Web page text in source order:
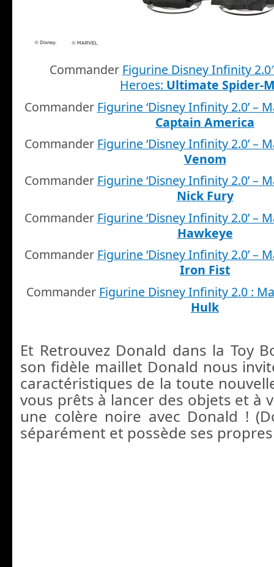
Commander Figurine Disney Infinity
Heroes: Ultimate Spider-
Commander Figurine ‘Disney Infinity 2.0’ –
Captain America
Commander Figurine ‘Disney Infinity 2.0’ –
Venom
Commander Figurine ‘Disney Infinity 2.0’ –
Nick Fury
Commander Figurine ‘Disney Infinity 2.0’ –
Hawkeye
Commander Figurine ‘Disney Infinity 2.0’ –
Iron Fist
Commander Figurine Disney Infinity 2.0 :
Hulk
Et Retrouvez Donald dans la Toy
son fidèle maillet Donald nous
caractéristiques de la toute
vous prêts à lancer des objets et à
une colère noire avec Donald !
séparément et possède ses